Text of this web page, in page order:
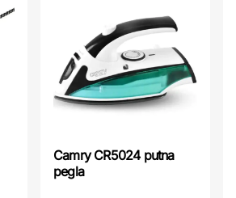
Camry CR5024 putna
pegla